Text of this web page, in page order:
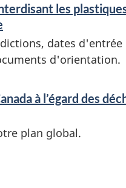
les
dates d'entrée
d'orientation.
à l’égard des
plan global.